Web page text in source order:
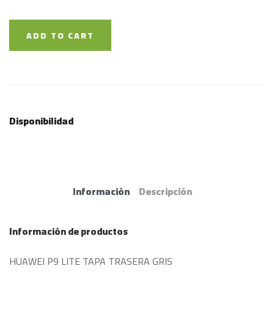
ADD TO CART
Disponibilidad
Información Descripción
Información de productos
HUAWEI P9 LITE TAPA TRASERA GRIS